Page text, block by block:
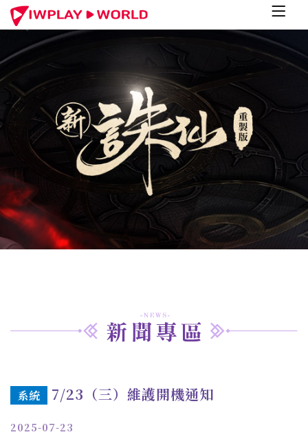
系統 7/23（三）維護開機通知
2025-07-23